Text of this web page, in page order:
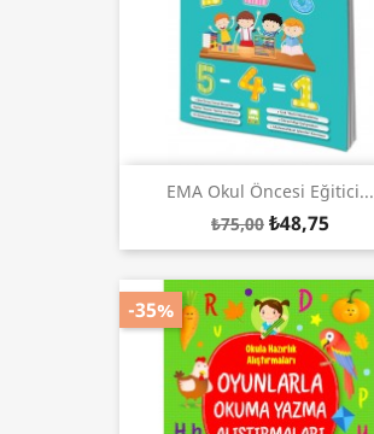
EMA Okul Öncesi Eğitici...
₺75,00 ₺48,75
-35%